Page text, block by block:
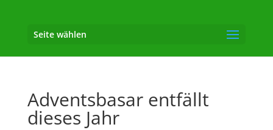
Seite wählen
Adventsbasar entfällt
dieses Jahr